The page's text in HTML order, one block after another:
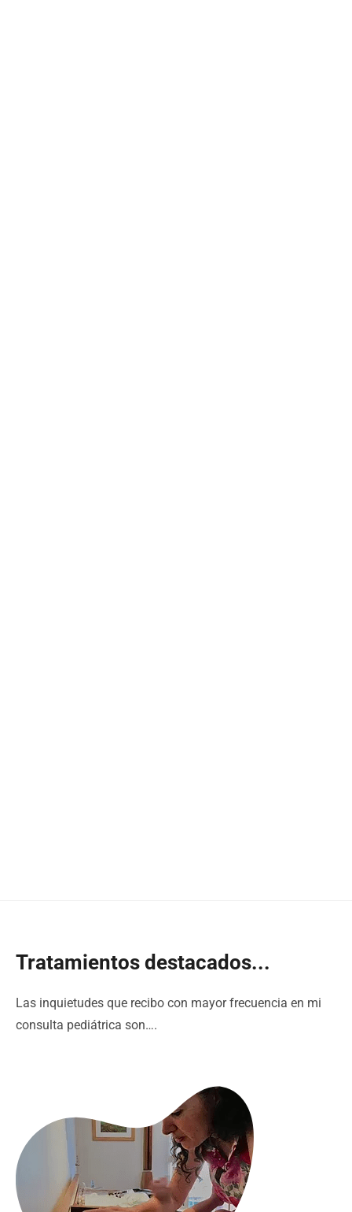
Tratamientos destacados...
Las inquietudes que recibo con mayor frecuencia en mi
consulta pediátrica son….